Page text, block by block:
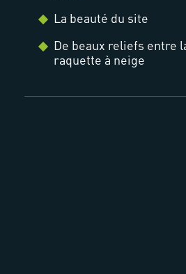
La beauté du site
De beaux reliefs entre
raquette à neige